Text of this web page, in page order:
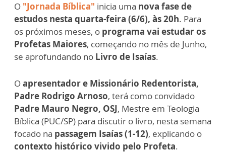
O "Jornada Bíblica" inicia uma nova fase de
estudos nesta quarta-feira (6/6), às 20h. Para
os próximos meses, o programa vai estudar os
Profetas Maiores, começando no mês de Junho,
se aprofundando no Livro de Isaías.
Oapresentador e Missionário Redentorista,
Padre Rodrigo Arnoso, terá como convidado
Padre Mauro Negro, OSJ, Mestre em Teologia
Bíblica (PUC/SP) para discutir o livro, nesta semana
focado na passagem Isaías (1-12), explicando o
contexto histórico vivido pelo Profeta.